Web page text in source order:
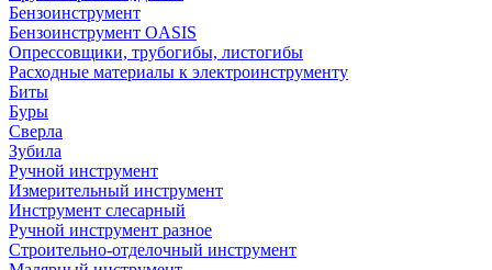
Бензоинструмент
Бензоинструмент OASIS
Опрессовщики, трубогибы, листогибы
Расходные материалы к электроинструменту
Биты
Буры
Сверла
Зубила
Ручной инструмент
Измерительный инструмент
Инструмент слесарный
Ручной инструмент разное
Строительно-отделочный инструмент